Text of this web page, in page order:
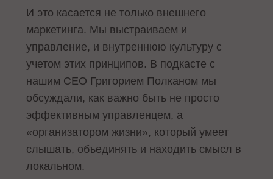
И это касается не только внешнего
маркетинга. Мы выстраиваем и
управление, и внутреннюю культуру с
учетом этих принципов. В подкасте с
нашим CEO Григорием Полканом мы
обсуждали, как важно быть не просто
эффективным управленцем, а
«организатором жизни», который умеет
слышать, объединять и находить смысл в
локальном.